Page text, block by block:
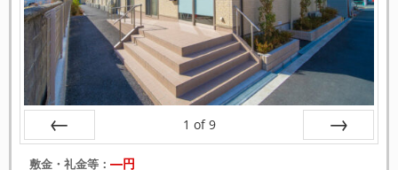
戻る
1 of 9
敷金・礼金等： ―円